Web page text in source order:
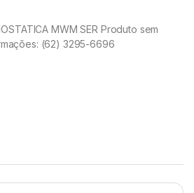
MWM SER Produto sem
(62) 3295-6696